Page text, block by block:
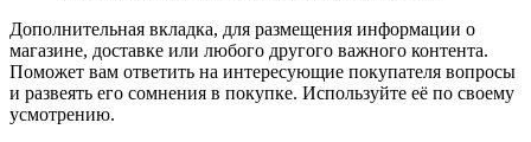
Дополнительная вкладка, для размещения информации о
магазине, доставке или любого другого важного контента.
Поможет вам ответить на интересующие покупателя вопросы
и развеять его сомнения в покупке. Используйте её по своему
усмотрению.